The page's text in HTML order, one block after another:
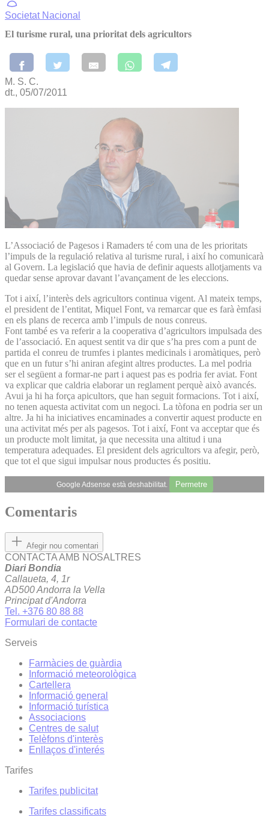
Societat Nacional
El turisme rural, una prioritat dels agricultors
M. S. C.
dt., 05/07/2011
L’Associació de Pagesos i Ramaders té com una de les prioritats
l’impuls de la regulació relativa al turisme rural, i així ho comunicarà
al Govern. La legislació que havia de definir aquests allotjaments va
quedar sense aprovar davant l’avançament de les eleccions.
Tot i així, l’interès dels agricultors continua vigent. Al mateix temps,
el president de l’entitat, Miquel Font, va remarcar que es farà èmfasi
en els plans de recerca amb l’impuls de nous conreus.
Font també es va referir a la cooperativa d’agricultors impulsada des
de l’associació. En aquest sentit va dir que s’ha pres com a punt de
partida el conreu de trumfes i plantes medicinals i aromàtiques, però
que en un futur s’hi aniran afegint altres productes. La mel podria
ser el següent a formar-ne part i aquest pas es podria fer aviat. Font
va explicar que caldria elaborar un reglament perquè això avancés.
Avui ja hi ha força apicultors, que han seguit formacions. Tot i així,
no tenen aquesta activitat com un negoci. La tòfona en podria ser un
altre. Ja hi ha iniciatives encaminades a convertir aquest producte en
una activitat més per als pagesos. Tot i així, Font va acceptar que és
un producte molt limitat, ja que necessita una altitud i una
temperatura adequades. El president dels agricultors va afegir, però,
que tot el que sigui impulsar nous productes és positiu.
Google Adsense està deshabilitat. Permetre
Comentaris
Afegir nou comentari
CONTACTA AMB NOSALTRES
Diari Bondia
Callaueta, 4, 1r
AD500 Andorra la Vella
Principat d'Andorra
Tel. +376 80 88 88
Formulari de contacte
Serveis
Farmàcies de guàrdia
Informació meteorològica
Cartellera
Informació general
Informació turística
Associacions
Centres de salut
Telèfons d'interès
Enllaços d'interés
Tarifes
Tarifes publicitat
Tarifes classificats